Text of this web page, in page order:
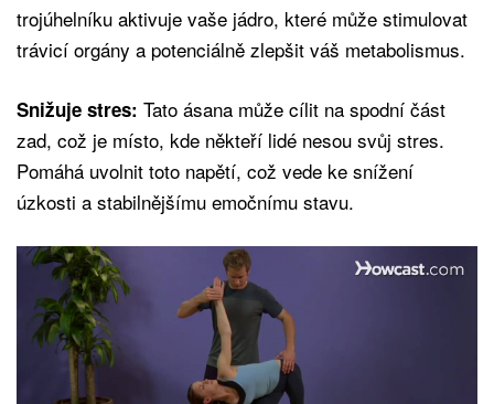
trojúhelníku aktivuje vaše jádro, které může stimulovat
trávicí orgány a potenciálně zlepšit váš metabolismus.
Snižuje stres: Tato ásana může cílit na spodní část
zad, což je místo, kde někteří lidé nesou svůj stres.
Pomáhá uvolnit toto napětí, což vede ke snížení
úzkosti a stabilnějšímu emočnímu stavu.